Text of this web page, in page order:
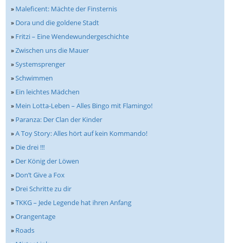
» Maleficent: Mächte der Finsternis
» Dora und die goldene Stadt
» Fritzi – Eine Wendewundergeschichte
»Zwischen uns die Mauer
»Systemsprenger
»Schwimmen
» Ein leichtes Mädchen
» Mein Lotta-Leben – Alles Bingo mit Flamingo!
» Paranza: Der Clan der Kinder
»A Toy Story: Alles hört auf kein Kommando!
» Die drei !!!
» Der König der Löwen
» Don’t Give a Fox
» Drei Schritte zu dir
»TKKG – Jede Legende hat ihren Anfang
»Orangentage
» Roads